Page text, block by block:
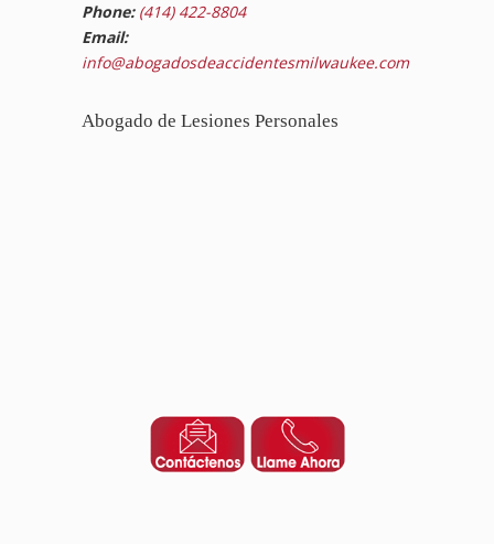
Phone: (414) 422-8804
Email:
info@abogadosdeaccidentesmilwaukee.com
Abogado de Lesiones Personales